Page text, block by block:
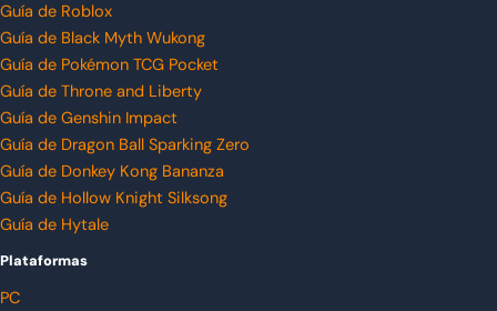
Guía de Roblox
Guía de Black Myth Wukong
Guía de Pokémon TCG Pocket
Guía de Throne and Liberty
Guía de Genshin Impact
Guía de Dragon Ball Sparking Zero
Guía de Donkey Kong Bananza
Guía de Hollow Knight Silksong
Guía de Hytale
Plataformas
PC